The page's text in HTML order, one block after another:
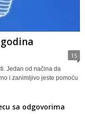
15
Jedan od načina da
i zanimljivo jeste pomoću
sa odgovorima